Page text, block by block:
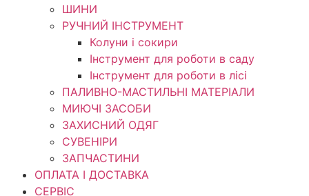
ШИНИ
РУЧНИЙ ІНСТРУМЕНТ
Колуни і сокири
Інструмент для роботи в саду
Інструмент для роботи в лісі
ПАЛИВНО-МАСТИЛЬНІ МАТЕРІАЛИ
МИЮЧІ ЗАСОБИ
ЗАХИСНИЙ ОДЯГ
СУВЕНІРИ
ЗАПЧАСТИНИ
ОПЛАТА І ДОСТАВКА
СЕРВІС